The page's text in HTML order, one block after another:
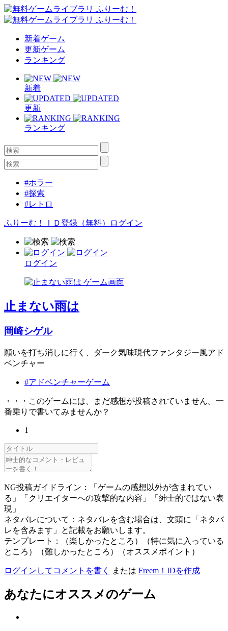
新着ゲーム
更新ゲーム
ランキング
新着
更新
ランキング
#ホラー
#探索
#レトロ
ふりーむ！ＩＤ登録（無料） ログイン
ログイン
止まない雨は
岡崎シゲル
願いを打ち消しに行く、ダーク気味現代ファンタジー風アド
ベンチャー
#アドベンチャーゲーム
・・・このゲームには、まだ感想が投稿されていません。一
番乗りで書いてみませんか？
1
NG投稿ガイドライン：「ゲームの感想以外が含まれてい
る」「クリエイターへの攻撃的な内容」「紳士的ではない表
現」
ネタバレについて：ネタバレを含む場合は、文頭に「ネタバ
レを含みます」と記載をお願いします。
テンプレート：（楽しかったところ）（特に気に入っている
ところ）（難しかったところ）（オススメポイント）
ログインしてコメントを書く または Freem！IDを作成
あなたにオススメのゲーム